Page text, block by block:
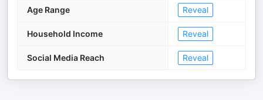
Age Range Reveal
Household Income Reveal
Social Media Reach Reveal